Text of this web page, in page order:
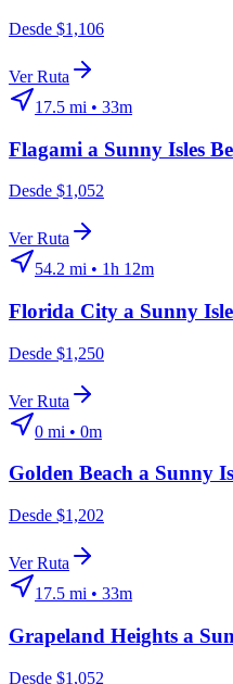
Desde $1,106
Ver Ruta
17.5 mi • 33m
Flagami a Sunny Isles
Desde $1,052
Ver Ruta
54.2 mi • 1h 12m
Florida City a Sunny
Desde $1,250
Ver Ruta
0 mi • 0m
Golden Beach a Sunny
Desde $1,202
Ver Ruta
17.5 mi • 33m
Grapeland Heights a
Desde $1,052